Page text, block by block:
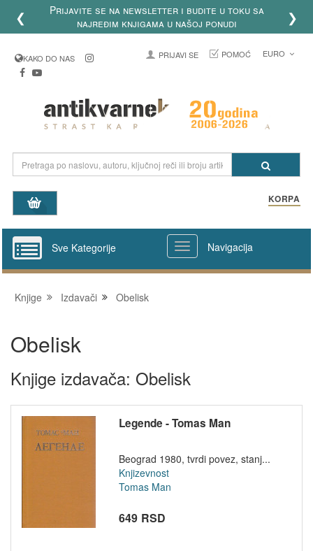
❮
knjiga od utorka do
od 13 do 18h
❯
KAKO DO NAS PRIJAVI SE POMOĆ EURO
KORPA
Sve Kategorije Navigacija
Knjige Izdavači Obelisk
Obelisk
Knjige izdavača: Obelisk
Legende - Tomas Man
Beograd 1980, tvrdi povez, stanj...
Knjizevnost
Tomas Man
649 RSD